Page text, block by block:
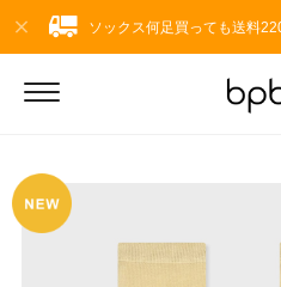
ソックス何足買っても送料